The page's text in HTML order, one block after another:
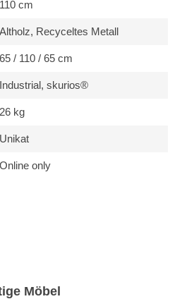
110 cm
Altholz, Recyceltes Metall
65 / 110 / 65 cm
Industrial, skurios®
26 kg
Unikat
Online only
Möbel